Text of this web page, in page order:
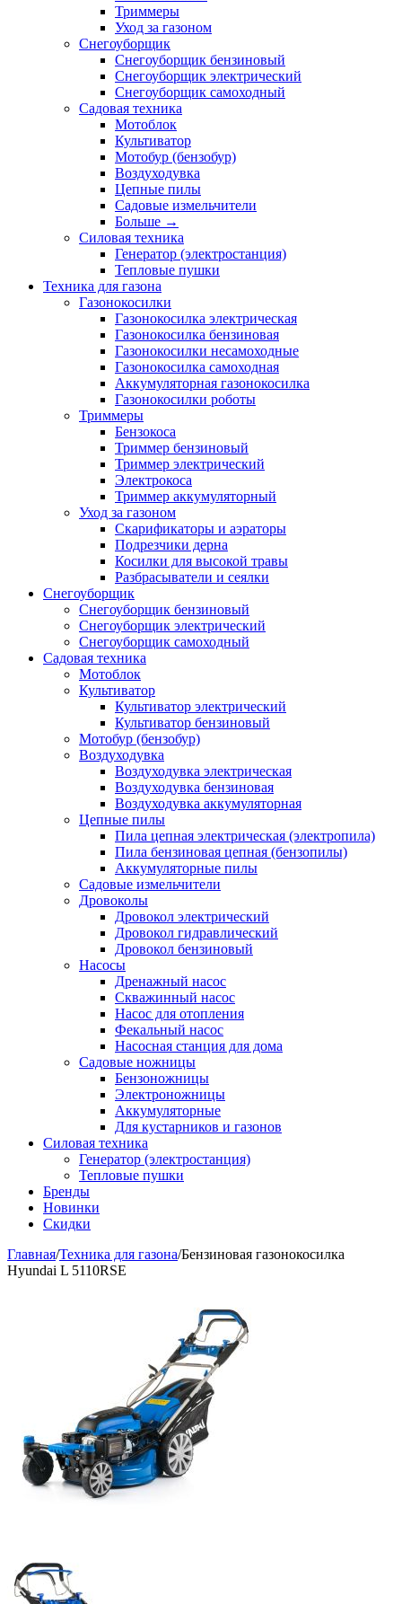
Триммеры
Уход за газоном
Снегоуборщик
Снегоуборщик бензиновый
Снегоуборщик электрический
Снегоуборщик самоходный
Садовая техника
Мотоблок
Культиватор
Мотобур (бензобур)
Воздуходувка
Цепные пилы
Садовые измельчители
Больше →
Силовая техника
Генератор (электростанция)
Тепловые пушки
Техника для газона
Газонокосилки
Газонокосилка электрическая
Газонокосилка бензиновая
Газонокосилки несамоходные
Газонокосилка самоходная
Аккумуляторная газонокосилка
Газонокосилки роботы
Триммеры
Бензокоса
Триммер бензиновый
Триммер электрический
Электрокоса
Триммер аккумуляторный
Уход за газоном
Скарификаторы и аэраторы
Подрезчики дерна
Косилки для высокой травы
Разбрасыватели и сеялки
Снегоуборщик
Снегоуборщик бензиновый
Снегоуборщик электрический
Снегоуборщик самоходный
Садовая техника
Мотоблок
Культиватор
Культиватор электрический
Культиватор бензиновый
Мотобур (бензобур)
Воздуходувка
Воздуходувка электрическая
Воздуходувка бензиновая
Воздуходувка аккумуляторная
Цепные пилы
Пила цепная электрическая (электропила)
Пила бензиновая цепная (бензопилы)
Аккумуляторные пилы
Садовые измельчители
Дровоколы
Дровокол электрический
Дровокол гидравлический
Дровокол бензиновый
Насосы
Дренажный насос
Скважинный насос
Насос для отопления
Фекальный насос
Насосная станция для дома
Садовые ножницы
Бензоножницы
Электроножницы
Аккумуляторные
Для кустарников и газонов
Силовая техника
Генератор (электростанция)
Тепловые пушки
Бренды
Новинки
Скидки
Главная/Техника для газона/Бензиновая газонокосилка
Hyundai L 5110RSE